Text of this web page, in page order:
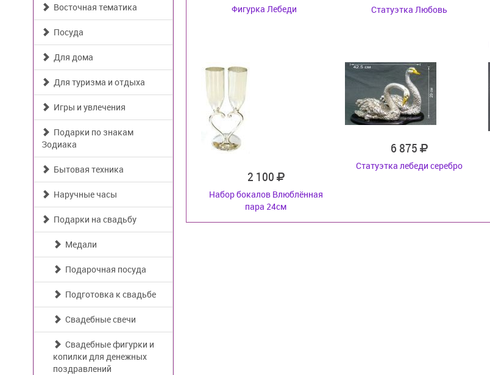
Восточная тематика
Посуда
Для дома
Для туризма и отдыха
Игры и увлечения
Подарки по знакам
Зодиака
Бытовая техника
Наручные часы
Подарки на свадьбу
Медали
Подарочная посуда
Подготовка к свадьбе
Свадебные свечи
Свадебные фигурки и
копилки для денежных
поздравлений
Фигурка Лебеди Статуэтка Любовь
2 100
Набор бокалов Влюблённая
пара 24см
6 875
Статуэтка лебеди серебро